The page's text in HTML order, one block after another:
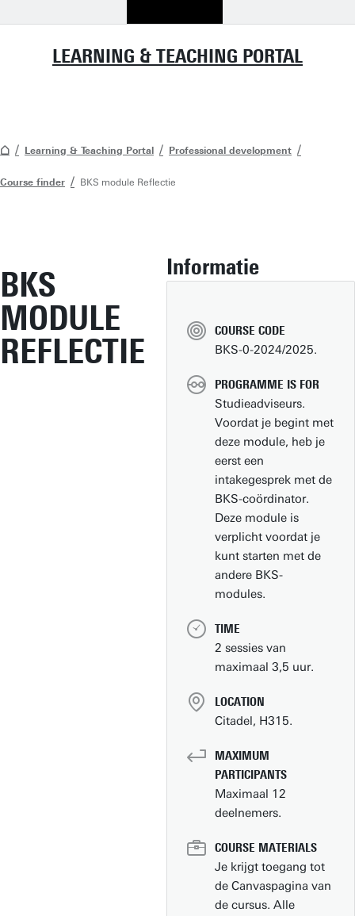
LEARNING & TEACHING PORTAL
Learning & Teaching Portal Professional development
Course finder BKS module Reflectie
BKS
MODULE
REFLECTIE
Informatie
COURSE CODE
BKS-0-2024/2025.
PROGRAMME IS FOR
Studieadviseurs.
Voordat je begint met
deze module, heb je
eerst een
intakegesprek met de
BKS-coördinator.
Deze module is
verplicht voordat je
kunt starten met de
andere BKS-
modules.
TIME
2 sessies van
maximaal 3,5 uur.
LOCATION
Citadel, H315.
MAXIMUM
PARTICIPANTS
Maximaal 12
deelnemers.
COURSE MATERIALS
Je krijgt toegang tot
de Canvaspagina van
de cursus. Alle